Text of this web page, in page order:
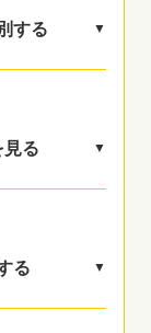
する
る
る